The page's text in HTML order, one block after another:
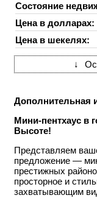
Состояние
Цена в долларах:
Цена в шекелях:
↓
Дополнительная
Мини-пентхаус в
Высоте!
Представляем
предложение —
престижных
просторное и
захватывающим